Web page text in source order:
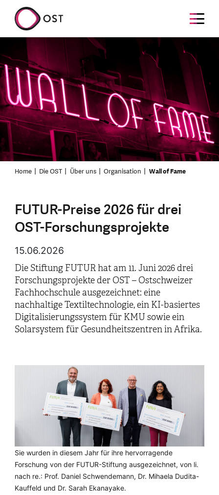
Home Die OST Über uns Organisation Wall of Fame
FUTUR-Preise 2026 für drei
OST-Forschungsprojekte
15.06.2026
Die Stiftung FUTUR hat am 11. Juni 2026 drei
Forschungsprojekte der OST – Ostschweizer
Fachhochschule ausgezeichnet: eine
nachhaltige Textiltechnologie, ein KI-basiertes
Digitalisierungssystem für KMU sowie ein
Solarsystem für Gesundheitszentren in Afrika.
Sie wurden in diesem Jahr für ihre hervorragende
Forschung von der FUTUR-Stiftung ausgezeichnet, von li.
nach re.: Prof. Daniel Schwendemann, Dr. Mihaela Dudita-
Kauffeld und Dr. Sarah Ekanayake.
Dr. Mihaela Dudita-Kauffeld, Projektleiterin am SPF Institut
für Solartechnik, und ihr Team haben zusammen mit ihren
Projekt-Partnern eine modulare solarbetriebene
Infrastruktur für Spitäler und Gesundheitszentren in Afrika